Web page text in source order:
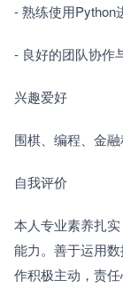
- 熟练使用Python
- 良好的团队协作
兴趣爱好
围棋、编程、金
自我评价
本人专业素养扎
能力。善于运用
作积极主动，责